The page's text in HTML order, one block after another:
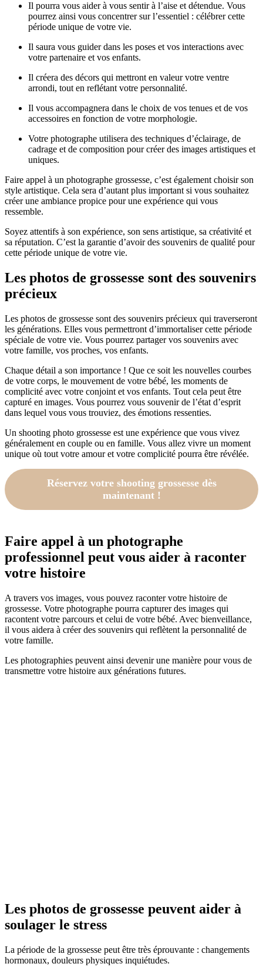
Il pourra vous aider à vous sentir à l’aise et détendue. Vous
pourrez ainsi vous concentrer sur l’essentiel : célébrer cette
période unique de votre vie.
Il saura vous guider dans les poses et vos interactions avec
votre partenaire et vos enfants.
Il créera des décors qui mettront en valeur votre ventre
arrondi, tout en reflétant votre personnalité.
Il vous accompagnera dans le choix de vos tenues et de vos
accessoires en fonction de votre morphologie.
Votre photographe utilisera des techniques d’éclairage, de
cadrage et de composition pour créer des images artistiques et
uniques.
Faire appel à un photographe grossesse, c’est également choisir son
style artistique. Cela sera d’autant plus important si vous souhaitez
créer une ambiance propice pour une expérience qui vous
ressemble.
Soyez attentifs à son expérience, son sens artistique, sa créativité et
sa réputation. C’est la garantie d’avoir des souvenirs de qualité pour
cette période unique de votre vie.
Les photos de grossesse sont des souvenirs
précieux
Les photos de grossesse sont des souvenirs précieux qui traverseront
les générations. Elles vous permettront d’immortaliser cette période
spéciale de votre vie. Vous pourrez partager vos souvenirs avec
votre famille, vos proches, vos enfants.
Chaque détail a son importance ! Que ce soit les nouvelles courbes
de votre corps, le mouvement de votre bébé, les moments de
complicité avec votre conjoint et vos enfants. Tout cela peut être
capturé en images. Vous pourrez vous souvenir de l’état d’esprit
dans lequel vous vous trouviez, des émotions ressenties.
Un shooting photo grossesse est une expérience que vous vivez
généralement en couple ou en famille. Vous allez vivre un moment
unique où tout votre amour et votre complicité pourra être révélée.
Réservez votre shooting grossesse dès
maintenant !
Faire appel à un photographe
professionnel peut vous aider à raconter
votre histoire
A travers vos images, vous pouvez raconter votre histoire de
grossesse. Votre photographe pourra capturer des images qui
racontent votre parcours et celui de votre bébé. Avec bienveillance,
il vous aidera à créer des souvenirs qui reflètent la personnalité de
votre famille.
Les photographies peuvent ainsi devenir une manière pour vous de
transmettre votre histoire aux générations futures.
Les photos de grossesse peuvent aider à
soulager le stress
La période de la grossesse peut être très éprouvante : changements
hormonaux, douleurs physiques inquiétudes.